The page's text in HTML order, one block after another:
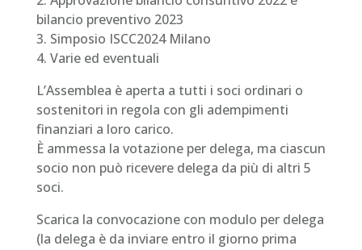
bilancio preventivo 2023
3. Simposio ISCC2024 Milano
4. Varie ed eventuali
L’Assemblea è aperta a tutti i soci ordinari o
sostenitori in regola con gli adempimenti
finanziari a loro carico.
È ammessa la votazione per delega, ma ciascun
socio non può ricevere delega da più di altri 5
soci.
Scarica la convocazione con modulo per delega
(la delega è da inviare entro il giorno prima